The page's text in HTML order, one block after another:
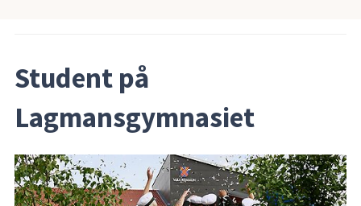
Student på
Lagmansgymnasiet